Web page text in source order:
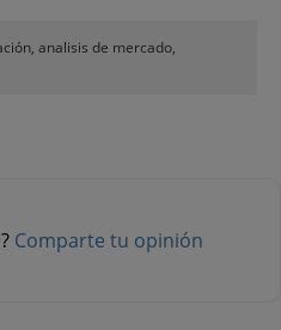
analisis de mercado,
Comparte tu opinión